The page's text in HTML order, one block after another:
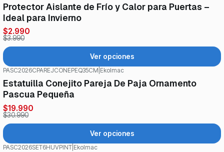
Protector Aislante de Frío y Calor para Puertas –
Ideal para Invierno
$2.990
$3.990
Ver opciones
PASC2026CPAREJCONEPEQ35CM Ekolmac
Estatuilla Conejito Pareja De Paja Ornamento
Pascua Pequeña
$19.990
$30.990
Ver opciones
PASC2026SET6HUVPINT Ekolmac